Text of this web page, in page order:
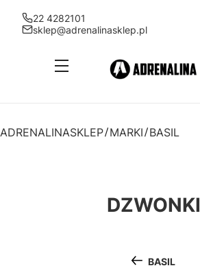
22 4282101
sklep@adrenalinasklep.pl
Menu
ADRENALINASKLEP MARKI BASIL
DZWONKI
BASIL